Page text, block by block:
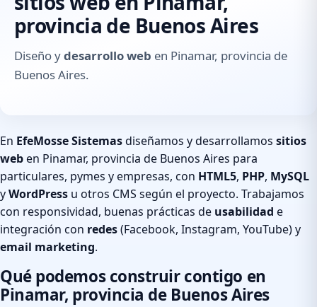
provincia de Buenos Aires
Diseño ydesarrollo web en Pinamar, provincia de
Buenos Aires.
En EfeMosse Sistemasdiseñamos y desarrollamos sitios
weben Pinamar, provincia de Buenos Aires para
particulares, pymes y empresas, con HTML5, PHP, MySQL
yWordPress u otros CMS según el proyecto. Trabajamos
con responsividad, buenas prácticas de usabilidad e
integración con redes(Facebook, Instagram, YouTube) y
email marketing.
Qué podemos construir contigo en
Pinamar, provincia de Buenos Aires